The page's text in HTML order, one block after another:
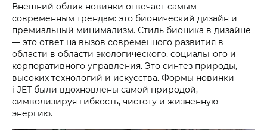
Внешний облик новинки отвечает самым
современным трендам: это бионический дизайн и
премиальный минимализм. Стиль бионика в дизайне
— это ответ на вызов современного развития в
области в области экологического, социального и
корпоративного управления. Это синтез природы,
высоких технологий и искусства. Формы новинки
i‑JET были вдохновлены самой природой,
символизируя гибкость, чистоту и жизненную
энергию.